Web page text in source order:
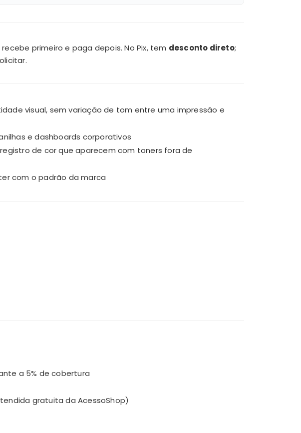
primeiro e paga depois. No Pix, tem desconto direto;
visual, sem variação de tom entre uma impressão e
e dashboards corporativos
de cor que aparecem com toners fora de
com o padrão da marca
a 5% de cobertura
gratuita da AcessoShop)